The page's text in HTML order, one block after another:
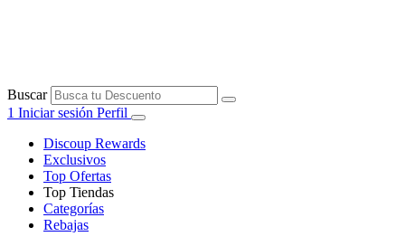
Buscar
1 Iniciar sesión Perfil
Discoup Rewards
Exclusivos
Top Ofertas
Top Tiendas
Categorías
Rebajas